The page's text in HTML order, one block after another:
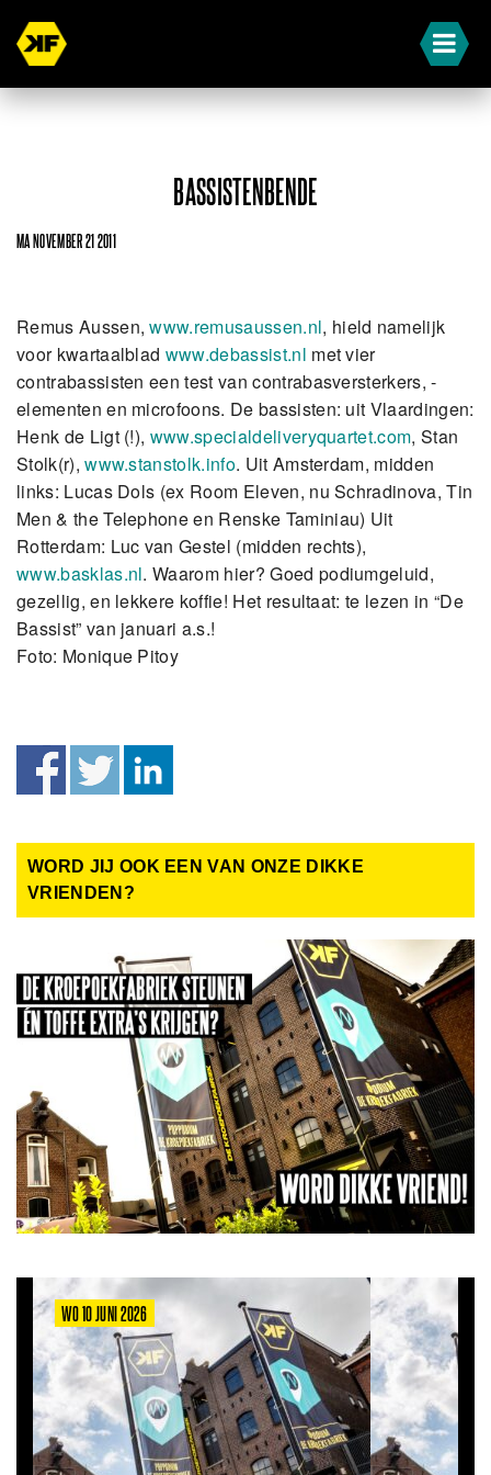
BASSISTENBENDE
MA NOVEMBER 21 2011
Remus Aussen,www.remusaussen.nl, hield namelijk
voor kwartaalblad www.debassist.nl met vier
contrabassisten een test van contrabasversterkers, -
elementen en microfoons. De bassisten: uit Vlaardingen:
Henk de Ligt (!), www.specialdeliveryquartet.com, Stan
Stolk(r),www.stanstolk.info. Uit Amsterdam, midden
links: Lucas Dols (ex Room Eleven, nu Schradinova, Tin
Men & the Telephone en Renske Taminiau) Uit
Rotterdam: Luc van Gestel (midden rechts),
www.basklas.nl. Waarom hier? Goed podiumgeluid,
gezellig, en lekkere koffie! Het resultaat: te lezen in “De
Bassist” van januari a.s.!
Foto: Monique Pitoy
WORD JIJ OOK EEN VAN ONZE DIKKE
VRIENDEN?
WO 10 JUNI 2026